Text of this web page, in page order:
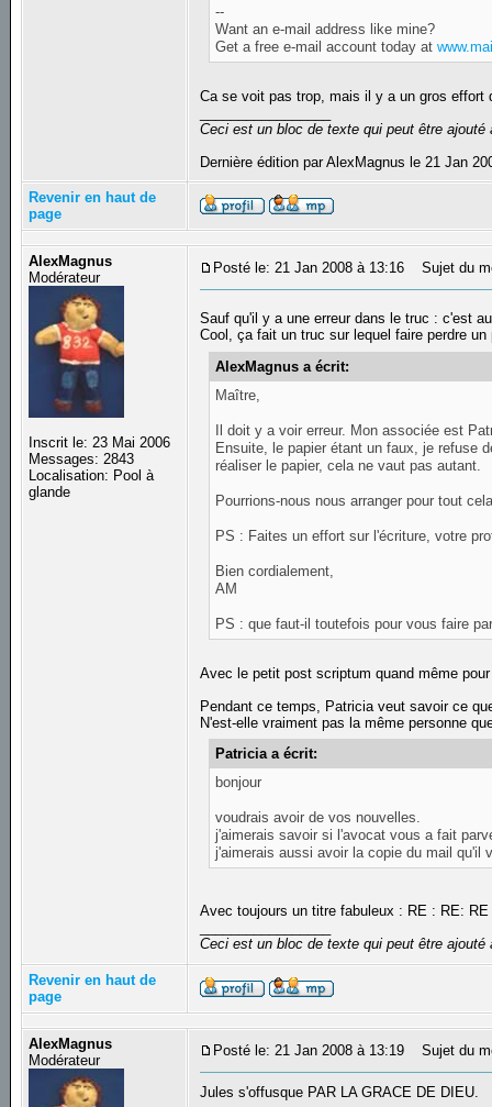
--
Want an e-mail address like mine?
Get a free e-mail account today at
Ca se voit pas trop, mais il y a un gros
Ceci est un bloc de texte qui peut être
Dernière édition par AlexMagnus le 21 Jan
Revenir en haut de
page
AlexMagnus
Modérateur
Inscrit le: 23 Mai 2006
Messages: 2843
Localisation: Pool à
glande
Posté le: 21 Jan 2008 à 13:16 Sujet du
Sauf qu'il y a une erreur dans le truc : c'est
Cool, ça fait un truc sur lequel faire perdre
AlexMagnus a écrit:
Maître,
Il doit y a voir erreur. Mon associée est
Ensuite, le papier étant un faux, je refuse
réaliser le papier, cela ne vaut pas autant.
Pourrions-nous nous arranger pour tout
PS : Faites un effort sur l'écriture, votre
Bien cordialement,
AM
PS : que faut-il toutefois pour vous faire
Avec le petit post scriptum quand même
Pendant ce temps, Patricia veut savoir ce
N'est-elle vraiment pas la même personne
Patricia a écrit:
bonjour
voudrais avoir de vos nouvelles.
j'aimerais savoir si l'avocat vous a fait
j'aimerais aussi avoir la copie du mail qu'il
Avec toujours un titre fabuleux : RE : RE:
Ceci est un bloc de texte qui peut être
Revenir en haut de
page
AlexMagnus
Modérateur
Posté le: 21 Jan 2008 à 13:19 Sujet du
Jules s'offusque PAR LA GRACE DE DIEU.